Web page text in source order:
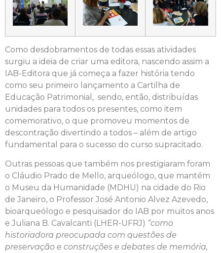
Como desdobramentos de todas essas atividades
surgiu a ideia de criar uma editora, nascendo assim a
IAB-Editora que já começa a fazer história tendo
como seu primeiro lançamento a Cartilha de
Educação Patrimonial, sendo, então, distribuídas
unidades para todos os presentes, como item
comemorativo, o que promoveu momentos de
descontração divertindo a todos – além de artigo
fundamental para o sucesso do curso supracitado.
Outras pessoas que também nos prestigiaram foram
o Cláudio Prado de Mello, arqueólogo, que mantém
o Museu da Humanidade (MDHU) na cidade do Rio
de Janeiro, o Professor José Antonio Alvez Azevedo,
bioarqueólogo e pesquisador do IAB por muitos anos
e Juliana B. Cavalcanti (LHER-UFRJ) “como
historiadora preocupada com questões de
preservação e construções e debates de memória,